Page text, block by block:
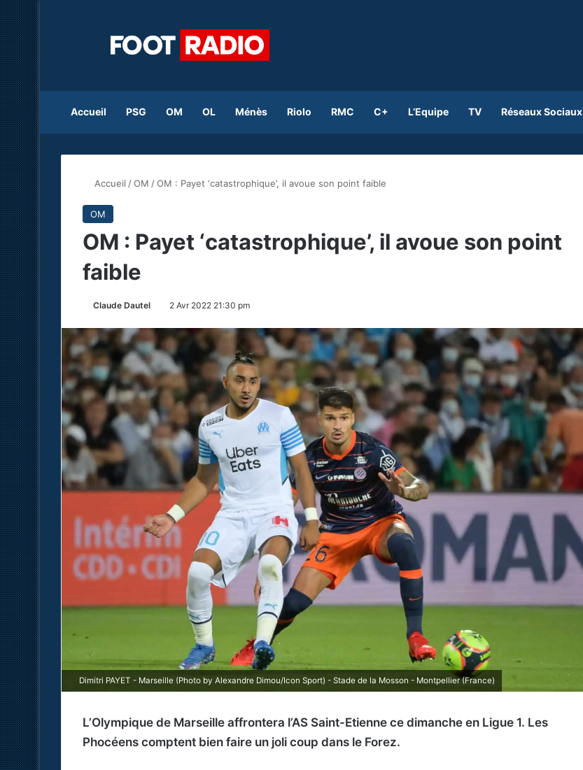
Accueil PSG OM OL Ménès Riolo RMC C+ L’Equipe TV Réseaux Sociaux
Accueil /OM /OM : Payet ‘catastrophique’, il avoue son point faible
OM
OM : Payet ‘catastrophique’, il avoue son point
faible
Claude Dautel 2 Avr 2022 21:30 pm
Dimitri PAYET - Marseille (Photo by Alexandre Dimou/Icon Sport) - Stade de la Mosson - Montpellier (France)
L’Olympique de Marseille affrontera l’AS Saint-Etienne ce dimanche en Ligue 1. Les
Phocéens comptent bien faire un joli coup dans le Forez.